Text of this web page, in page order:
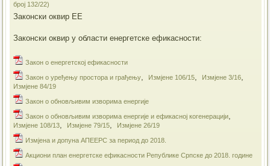
број 132/22)
Законски оквир ЕЕ
Законски оквир у области енергетске ефикасности:
Закон о енергетској ефикасности
Закон о уређењу простора и грађењу, Измјене 106/15, Измјене 3/16,
Измјене 84/19
​Закон о обновљивим изворима енергије
​Закон о обновљивим изворима енергије и ефикасној когенерацији,
Измјене 108/13, Измјене 79/15, Измјене 26/19
Измјена и допуна АПЕЕРС за период до 2018.
Акциони план енергетске ефикасности Републике Српске до 2018. године